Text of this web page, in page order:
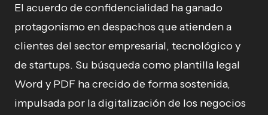
El acuerdo de confidencialidad ha ganado
protagonismo en despachos que atienden a
clientes del sector empresarial, tecnológico y
de startups. Su búsqueda como plantilla legal
Word y PDF ha crecido de forma sostenida,
impulsada por la digitalización de los negocios